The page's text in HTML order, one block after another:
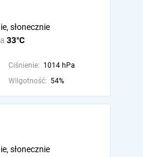
33°C
słonecznie
Ciśnienie: 1014 hPa
Wilgotność: 54%
słonecznie